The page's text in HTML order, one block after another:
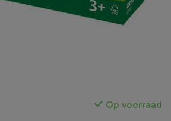
Op voorraad